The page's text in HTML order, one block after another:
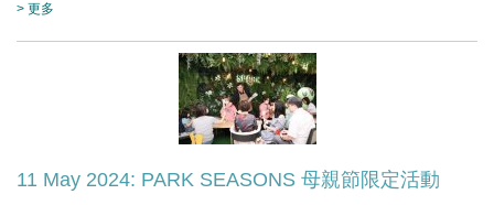
> 更多
11 May 2024: PARK SEASONS 母親節限定活動